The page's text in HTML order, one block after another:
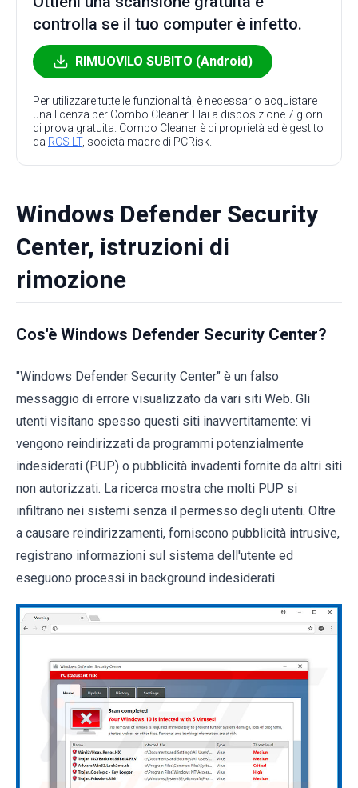
controlla se il tuo computer è infetto.
RIMUOVILO SUBITO (Android)
Per utilizzare tutte le funzionalità, è necessario acquistare
una licenza per Combo Cleaner. Hai a disposizione 7 giorni
di prova gratuita. Combo Cleaner è di proprietà ed è gestito
da RCS LT, società madre di PCRisk.
Windows Defender Security
Center, istruzioni di
rimozione
Cos'è Windows Defender Security Center?
"Windows Defender Security Center" è un falso
messaggio di errore visualizzato da vari siti Web. Gli
utenti visitano spesso questi siti inavvertitamente: vi
vengono reindirizzati da programmi potenzialmente
indesiderati (PUP) o pubblicità invadenti fornite da altri siti
non autorizzati. La ricerca mostra che molti PUP si
infiltrano nei sistemi senza il permesso degli utenti. Oltre
a causare reindirizzamenti, forniscono pubblicità intrusive,
registrano informazioni sul sistema dell'utente ed
eseguono processi in background indesiderati.